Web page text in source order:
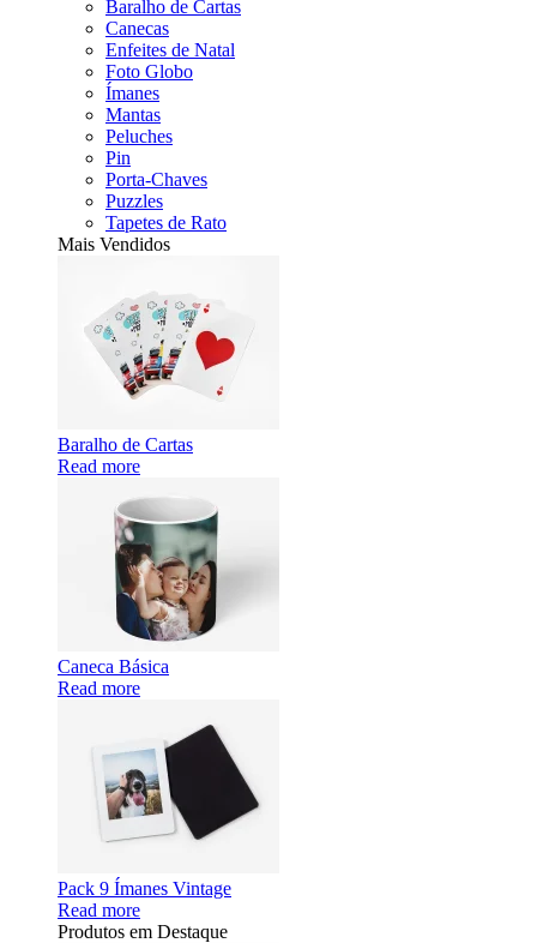
Baralho de Cartas
Canecas
Enfeites de Natal
Foto Globo
Ímanes
Mantas
Peluches
Pin
Porta-Chaves
Puzzles
Tapetes de Rato
Mais Vendidos
Baralho de Cartas
Read more
Caneca Básica
Read more
Pack 9 Ímanes Vintage
Read more
Produtos em Destaque